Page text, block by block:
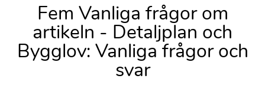
Fem Vanliga frågor om
artikeln - Detaljplan och
Bygglov: Vanliga frågor och
svar